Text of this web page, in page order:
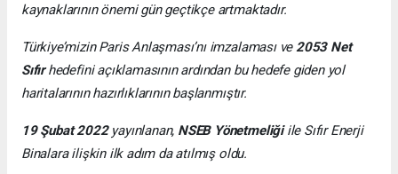
kaynaklarının önemi gün geçtikçe artmaktadır.
Türkiye’mizin Paris Anlaşması’nı imzalaması ve2053 Net
Sıfırhedefini açıklamasının ardından bu hedefe giden yol
haritalarının hazırlıklarının başlanmıştır.
19 Şubat 2022 yayınlanan, NSEB Yönetmeliğiile Sıfır Enerji
Binalara ilişkin ilk adım da atılmış oldu.